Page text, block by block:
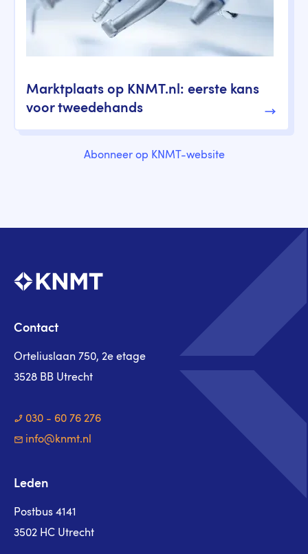
Marktplaats op KNMT.nl: eerste kans
voor tweedehands
Abonneer op KNMT-website
Contact
Orteliuslaan 750, 2e etage
3528 BB Utrecht
030 - 60 76 276
info@knmt.nl
Leden
Postbus 4141
3502 HC Utrecht